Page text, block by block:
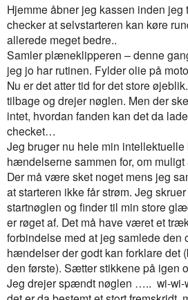
Hjemme åbner jeg kassen inden jeg
checker at selvstarteren kan køre
allerede meget bedre..
Samler plæneklipperen – denne
jeg jo har rutinen. Fylder olie på
Nu er det atter tid for det store
tilbage og drejer nøglen. Men der
intet, hvordan fanden kan det da
checket…
Jeg bruger nu hele min intellektuelle
hændelserne sammen for, om
Der må være sket noget mens jeg
at starteren ikke får strøm. Jeg
startnøglen og finder til min store
er røget af. Det må have været et
forbindelse med at jeg samlede den
hændelser der godt kan forklare det
den første). Sætter stikkene på igen
Jeg drejer spændt nøglen ….. wi-wi-